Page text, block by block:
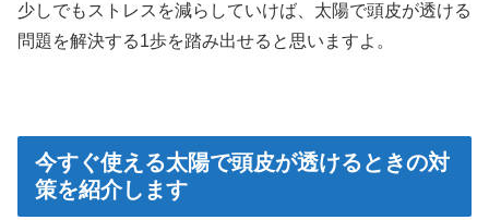
少しでもストレスを減らしていけば、太陽で頭皮が透ける
問題を解決する1歩を踏み出せると思いますよ。
今すぐ使える太陽で頭皮が透けるときの対
策を紹介します